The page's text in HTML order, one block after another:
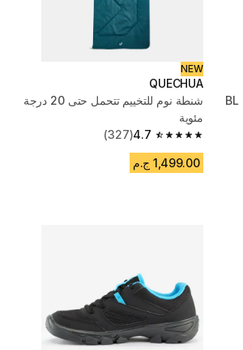
تي شيرت طبقة داخلية للتزلج للرجال - BL
NEW
QUECHUA
شنطة نوم للتخييم تتحمل حتى 20 درجة
مئوية
4.7
4.7 out of 5 stars from 327 reviews
(327)
1,499.00 ج.م